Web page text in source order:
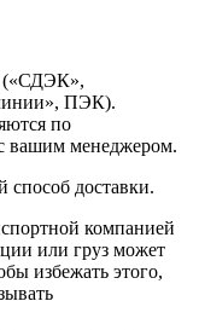
(«СДЭК»,
ПЭК).
по
вашим менеджером.
доставки.
компанией
или груз может
избежать этого,